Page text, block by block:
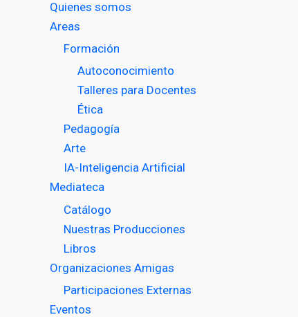
Quienes somos
Areas
Formación
Autoconocimiento
Talleres para Docentes
Ética
Pedagogía
Arte
IA-Inteligencia Artificial
Mediateca
Catálogo
Nuestras Producciones
Libros
Organizaciones Amigas
Participaciones Externas
Eventos